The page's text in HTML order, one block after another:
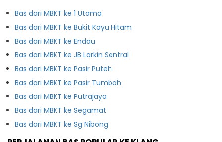
Bas dari MBKT ke 1 Utama
Bas dari MBKT ke Bukit Kayu Hitam
Bas dari MBKT ke Endau
Bas dari MBKT ke JB Larkin Sentral
Bas dari MBKT ke Pasir Puteh
Bas dari MBKT ke Pasir Tumboh
Bas dari MBKT ke Putrajaya
Bas dari MBKT ke Segamat
Bas dari MBKT ke Sg Nibong